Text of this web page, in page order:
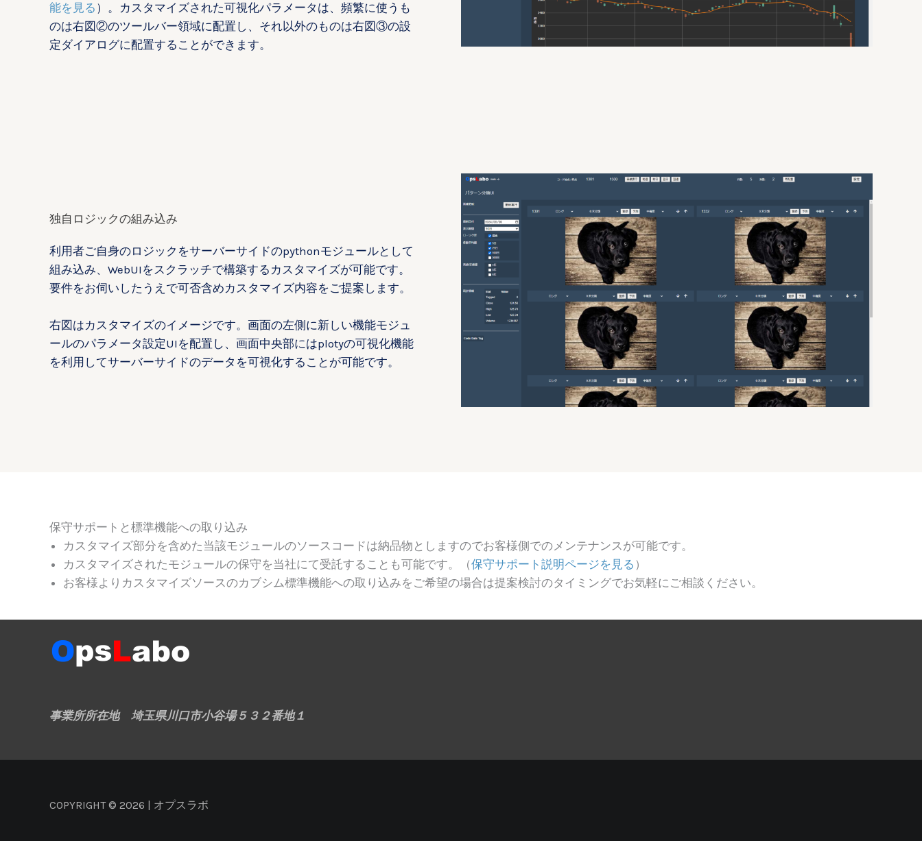
能を見る ）。カスタマイズされた可視化パラメータは、頻繁に使うも
のは右図②のツールバー領域に配置し、それ以外のものは右図③の設
定ダイアログに配置することができます。
独自ロジックの組み込み
利用者ご自身のロジックをサーバーサイドのpythonモジュールとして
組み込み、WebUIをスクラッチで構築するカスタマイズが可能です。
要件をお伺いしたうえで可否含めカスタマイズ内容をご提案します。
右図はカスタマイズのイメージです。画面の左側に新しい機能モジュ
ールのパラメータ設定UIを配置し、画面中央部にはplotyの可視化機能
を利用してサーバーサイドのデータを可視化することが可能です。
保守サポートと標準機能への取り込み
カスタマイズ部分を含めた当該モジュールのソースコードは納品物としますのでお客様側でのメンテナンスが可能です。
カスタマイズされたモジュールの保守を当社にて受託することも可能です。（保守サポート説明ページを見る ）
お客様よりカスタマイズソースのカブシム標準機能への取り込みをご希望の場合は提案検討のタイミングでお気軽にご相談ください。
事業所所在地 埼玉県川口市小谷場５３２番地１
COPYRIGHT © 2026 | オプスラボ